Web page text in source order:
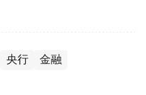
央行 金融